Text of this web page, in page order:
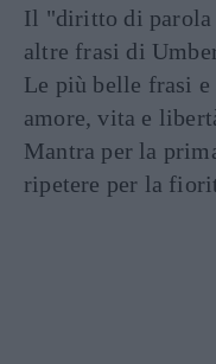
Il "diritto di
altre frasi di
Le più belle frasi
amore, vita e
Mantra per la
ripetere per la